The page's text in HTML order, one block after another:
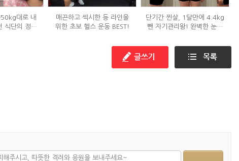
대로 내
식단의 정체
매끈하고 섹시한 등 라인을
위한 초보 헬스 운동 BEST!
단기간 찐살, 1달만에 4.4kg
뺀 자기관리왕! 완벽한 눈바